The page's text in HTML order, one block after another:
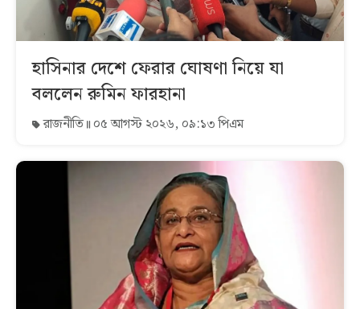
হাসিনার দেশে ফেরার ঘোষণা নিয়ে যা
বললেন রুমিন ফারহানা
রাজনীতি ০৫ আগস্ট ২০২৬, ০৯:১৩ পিএম